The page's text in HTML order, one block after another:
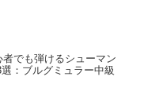
者でも弾けるシューマン
：ブルグミュラー中級